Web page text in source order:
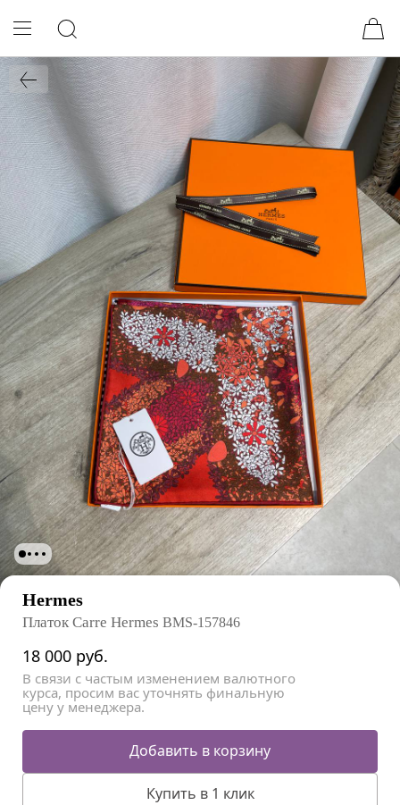
Hermes
Платок Carre Hermes BMS-157846
18 000 руб.
В связи с частым изменением валютного
курса, просим вас уточнять финальную
цену у менеджера.
Добавить в корзину
Купить в 1 клик